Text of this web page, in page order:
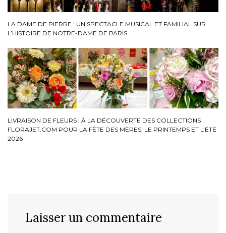
LA DAME DE PIERRE : UN SPECTACLE MUSICAL ET FAMILIAL SUR
L’HISTOIRE DE NOTRE-DAME DE PARIS
LIVRAISON DE FLEURS : À LA DÉCOUVERTE DES COLLECTIONS
FLORAJET.COM POUR LA FÊTE DES MÈRES, LE PRINTEMPS ET L’ÉTÉ
2026
Laisser un commentaire